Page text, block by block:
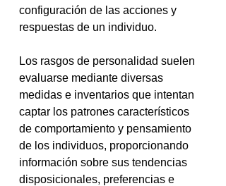
configuración de las acciones y
respuestas de un individuo.
Los rasgos de personalidad suelen
evaluarse mediante diversas
medidas e inventarios que intentan
captar los patrones característicos
de comportamiento y pensamiento
de los individuos, proporcionando
información sobre sus tendencias
disposicionales, preferencias e